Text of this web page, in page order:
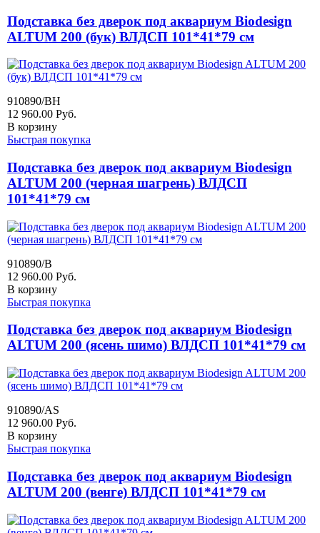
Подставка без дверок под аквариум Biodesign
ALTUM 200 (бук) ВЛДСП 101*41*79 см
910890/BH
12 960.00 Руб.
В корзину
Быстрая покупка
Подставка без дверок под аквариум Biodesign
ALTUM 200 (черная шагрень) ВЛДСП
101*41*79 см
910890/B
12 960.00 Руб.
В корзину
Быстрая покупка
Подставка без дверок под аквариум Biodesign
ALTUM 200 (ясень шимо) ВЛДСП 101*41*79 см
910890/AS
12 960.00 Руб.
В корзину
Быстрая покупка
Подставка без дверок под аквариум Biodesign
ALTUM 200 (венге) ВЛДСП 101*41*79 см